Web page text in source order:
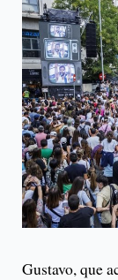
Gustavo, que